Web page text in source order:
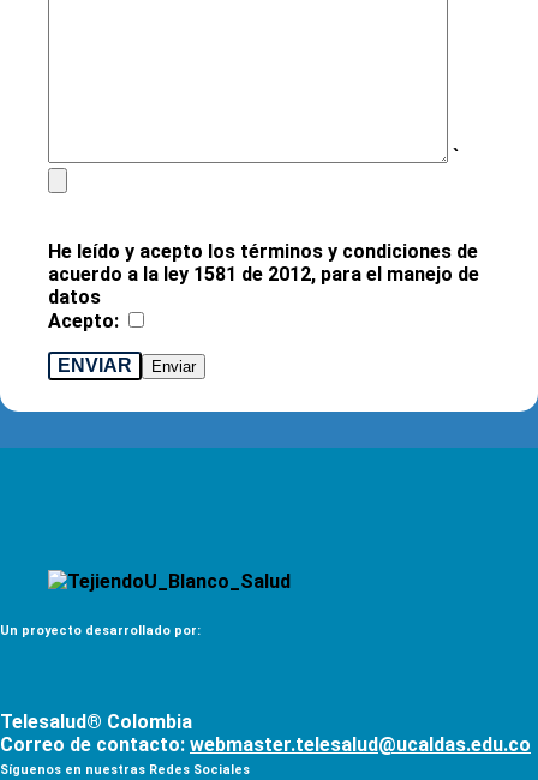
`
He leído y acepto los términos y condiciones de
acuerdo a la ley 1581 de 2012, para el manejo de
datos
Acepto:
ENVIAR
Un proyecto desarrollado por:
Telesalud® Colombia
Correo de contacto: webmaster.telesalud@ucaldas.edu.co
Síguenos en nuestras Redes Sociales